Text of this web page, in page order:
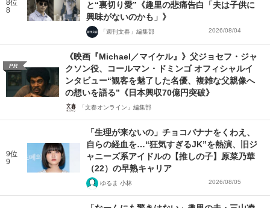
8位
8
と“裏切り愛”《趣里の悲痛告白「夫は子供に
興味がないのかも」》
「週刊文春」編集部 2026/08/04
PR
《映画『Michael／マイケル』》父ジョセフ・ジャ
クソン役、コールマン・ドミンゴ オフィシャルイ
ンタビュー“観客を魅了した名優、複雑な父親像へ
の想いを語る”《日本興収70億円突破》
「文春オンライン」編集部
9位
9
「生理が来ないの」チョコバナナをくわえ、
自らの経血を…“狂気すぎるJK”を熱演、旧ジ
ャニーズ系アイドルの【推しの子】原菜乃華
（22）の早熟キャリア
ゆるま 小林 2026/08/05